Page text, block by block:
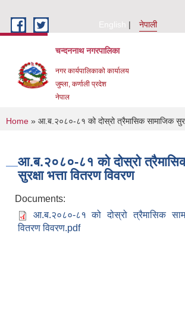
English
नेपाली
चन्दननाथ नगरपालिका
नगर कार्यपालिकाको कार्यालय
जुम्ला, कर्णाली प्रदेश
नेपाल
You are here
Home » आ.ब.२०८०-८१ को दोस्रो त्रैमासिक सामाजिक
आ.ब.२०८०-८१ को दोस्रो
सुरक्षा भत्ता वितरण विवरण
Documents:
आ.ब.२०८०-८१ को दोस्रो त्रैमासिक
वितरण विवरण.pdf